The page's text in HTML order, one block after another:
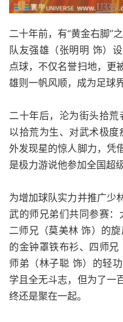
二十年前，有“黄金右脚”
队友强雄（张明明 饰）
点球，不仅名誉扫地，更
雄则一帆风顺，成为足球
二十年后，沦为街头拾
以拾荒为生、对武术极
外发现星的惊人脚力，凭
是极力游说他参加全国超
为增加球队实力并推广少
武的师兄弟们共同参赛：
二师兄（莫美林 饰）的
的金钟罩铁布衫、四师
师弟（林子聪 饰）的轻
学且全无斗志，但为了一
终还是聚在一起。